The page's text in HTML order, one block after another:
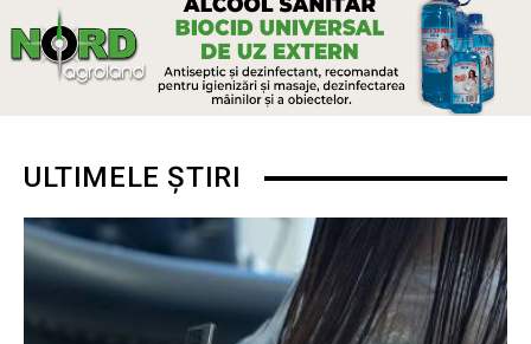
ULTIMELE ȘTIRI